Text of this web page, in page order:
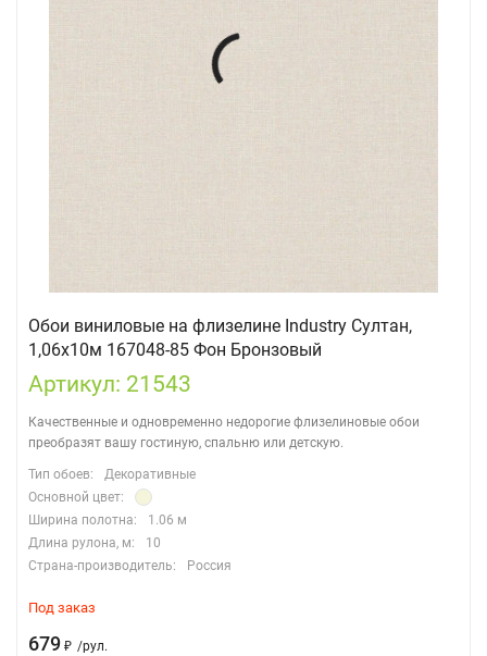
Обои виниловые на флизелине Industry Султан,
1,06х10м 167048-85 Фон Бронзовый
Артикул: 21543
Качественные и одновременно недорогие флизелиновые обои
преобразят вашу гостиную, спальню или детскую.
Тип обоев:
Декоративные
Основной цвет:
Ширина полотна:
1.06 м
Длина рулона, м:
10
Страна-производитель:
Россия
Под заказ
679 ₽ /рул.